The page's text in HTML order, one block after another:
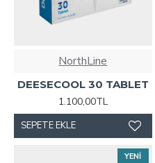
NorthLine
DEESECOOL 30 TABLET
1.100,00TL
SEPETE EKLE
YENI